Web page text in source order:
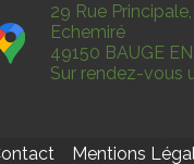
29 Rue Principale,
Echemiré
49150 BAUGE
Sur rendez-vous
Mentions